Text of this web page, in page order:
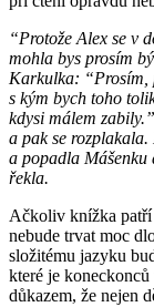
“Protože Alex se v
mohla bys prosím
Karkulka: “Prosím,
s kým bych toho
kdysi málem zabily.”
a pak se
a popadla Mášenku
řekla.
Ačkoliv knížka patří
nebude trvat moc
složitému jazyku
které je
důkazem, že nejen